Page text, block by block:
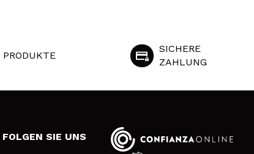
PRODUKTE
SICHERE
ZAHLUNG
FOLGEN SIE UNS